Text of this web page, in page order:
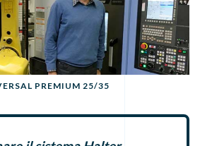
PREMIUM 25/35